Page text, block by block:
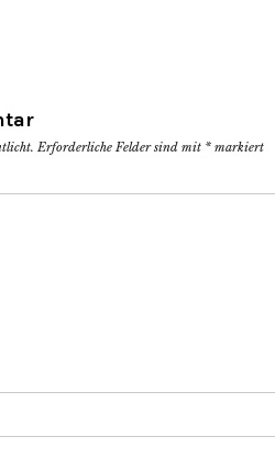
Erforderliche Felder sind mit * markiert